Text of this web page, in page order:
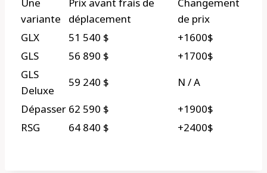
Une
variante
Prix ​​avant frais de
déplacement
Changement
de prix
GLX
51 540 $
+1600$
GLS
56 890 $
+1700$
GLS
Deluxe
59 240 $
N / A
Dépasser 62 590 $
+1900$
RSG
64 840 $ +2400$